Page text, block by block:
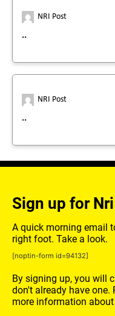
NRI Post
..
NRI Post
..
Sign up for
A quick morning email
right foot. Take a look.
[noptin-form id=94132]
By signing up, you will
don't already have one.
more information